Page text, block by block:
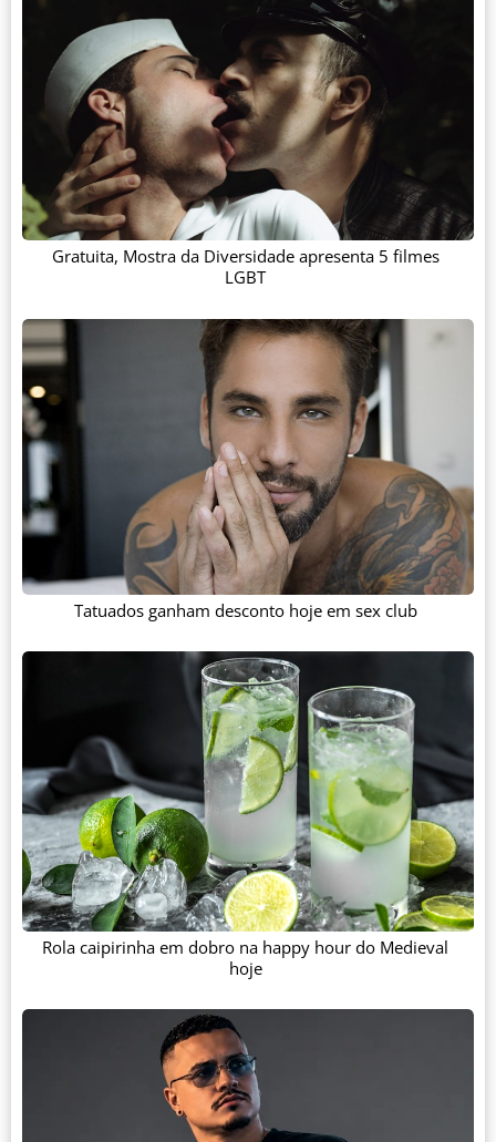
Gratuita, Mostra da Diversidade apresenta 5 filmes
LGBT
Tatuados ganham desconto hoje em sex club
Rola caipirinha em dobro na happy hour do Medieval
hoje